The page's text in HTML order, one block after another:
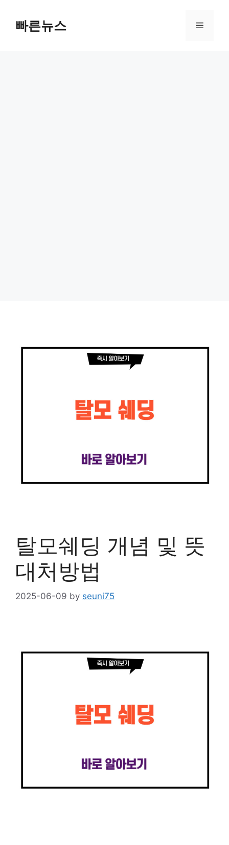
content빠른뉴스 Menu
탈모쉐딩 개념 및 뜻
대처방법
2025-06-09 by seuni75